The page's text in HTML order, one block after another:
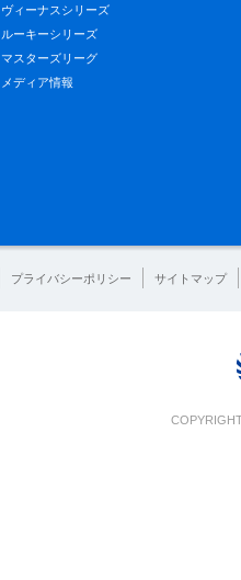
ヴィーナスシリーズ
ルーキーシリーズ
マスターズリーグ
メディア情報
プライバシーポリシー サイトマップ